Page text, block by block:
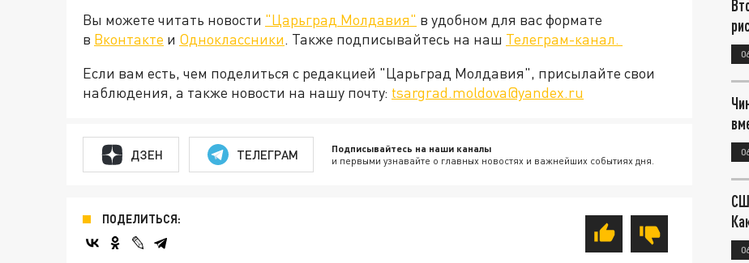
Вы можете читать новости "Царьград Молдавия" в удобном для вас формате
в Вконтакте и Одноклассники. Также подписывайтесь на наш Телеграм-канал.
Если вам есть, чем поделиться с редакцией "Царьград Молдавия", присылайте свои
наблюдения, а также новости на нашу почту: tsargrad.moldova@yandex.ru
ДЗЕН ТЕЛЕГРАМ Подписывайтесь на наши каналы
и первыми узнавайте о главных новостях и важнейших событиях дня.
ПОДЕЛИТЬСЯ: